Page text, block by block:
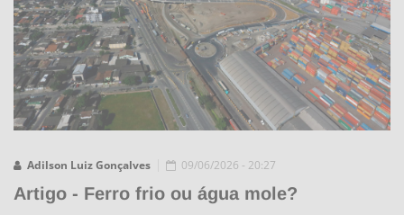
Adilson Luiz Gonçalves 09/06/2026 - 20:27
Artigo - Ferro frio ou água mole?